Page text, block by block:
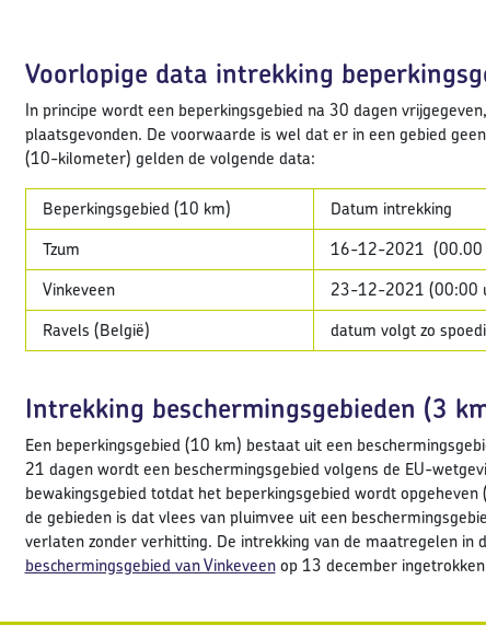
Voorlopige data intrekking
In principe wordt een beperkingsgebied na 30 dagen
plaatsgevonden. De voorwaarde is wel dat er in een gebied
(10-kilometer) gelden de volgende data:
Beperkingsgebied (10 km)
Datum intrekking
Tzum
16-12-2021 (00.00
Vinkeveen
23-12-2021 (00:00
Ravels (België)
datum volgt zo
Intrekking beschermingsgebieden (3
Een beperkingsgebied (10 km) bestaat uit een
21 dagen wordt een beschermingsgebied volgens de EU-
bewakingsgebied totdat het beperkingsgebied wordt
de gebieden is dat vlees van pluimvee uit een
verlaten zonder verhitting. De intrekking van de maatregelen
beschermingsgebied van Vinkeveenop 13 december